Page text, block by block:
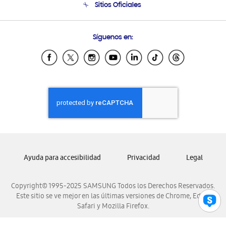
Condiciones de Compra
Soporte vía eMail
Sitios Oficiales
Samsung Ecuador
Samsung El Salvador
Samsung Honduras
Samsung Nicaragua
Samsung Panamá
Samsung Venezuela
Síguenos en:
Copyright© 1995-2025 SAMSUNG Todos los Derechos Reservados.
Este sitio se ve mejor en las últimas versiones de Chrome, Edge,
Safari y Mozilla Firefox.
Ayuda para accesibilidad Privacidad Legal